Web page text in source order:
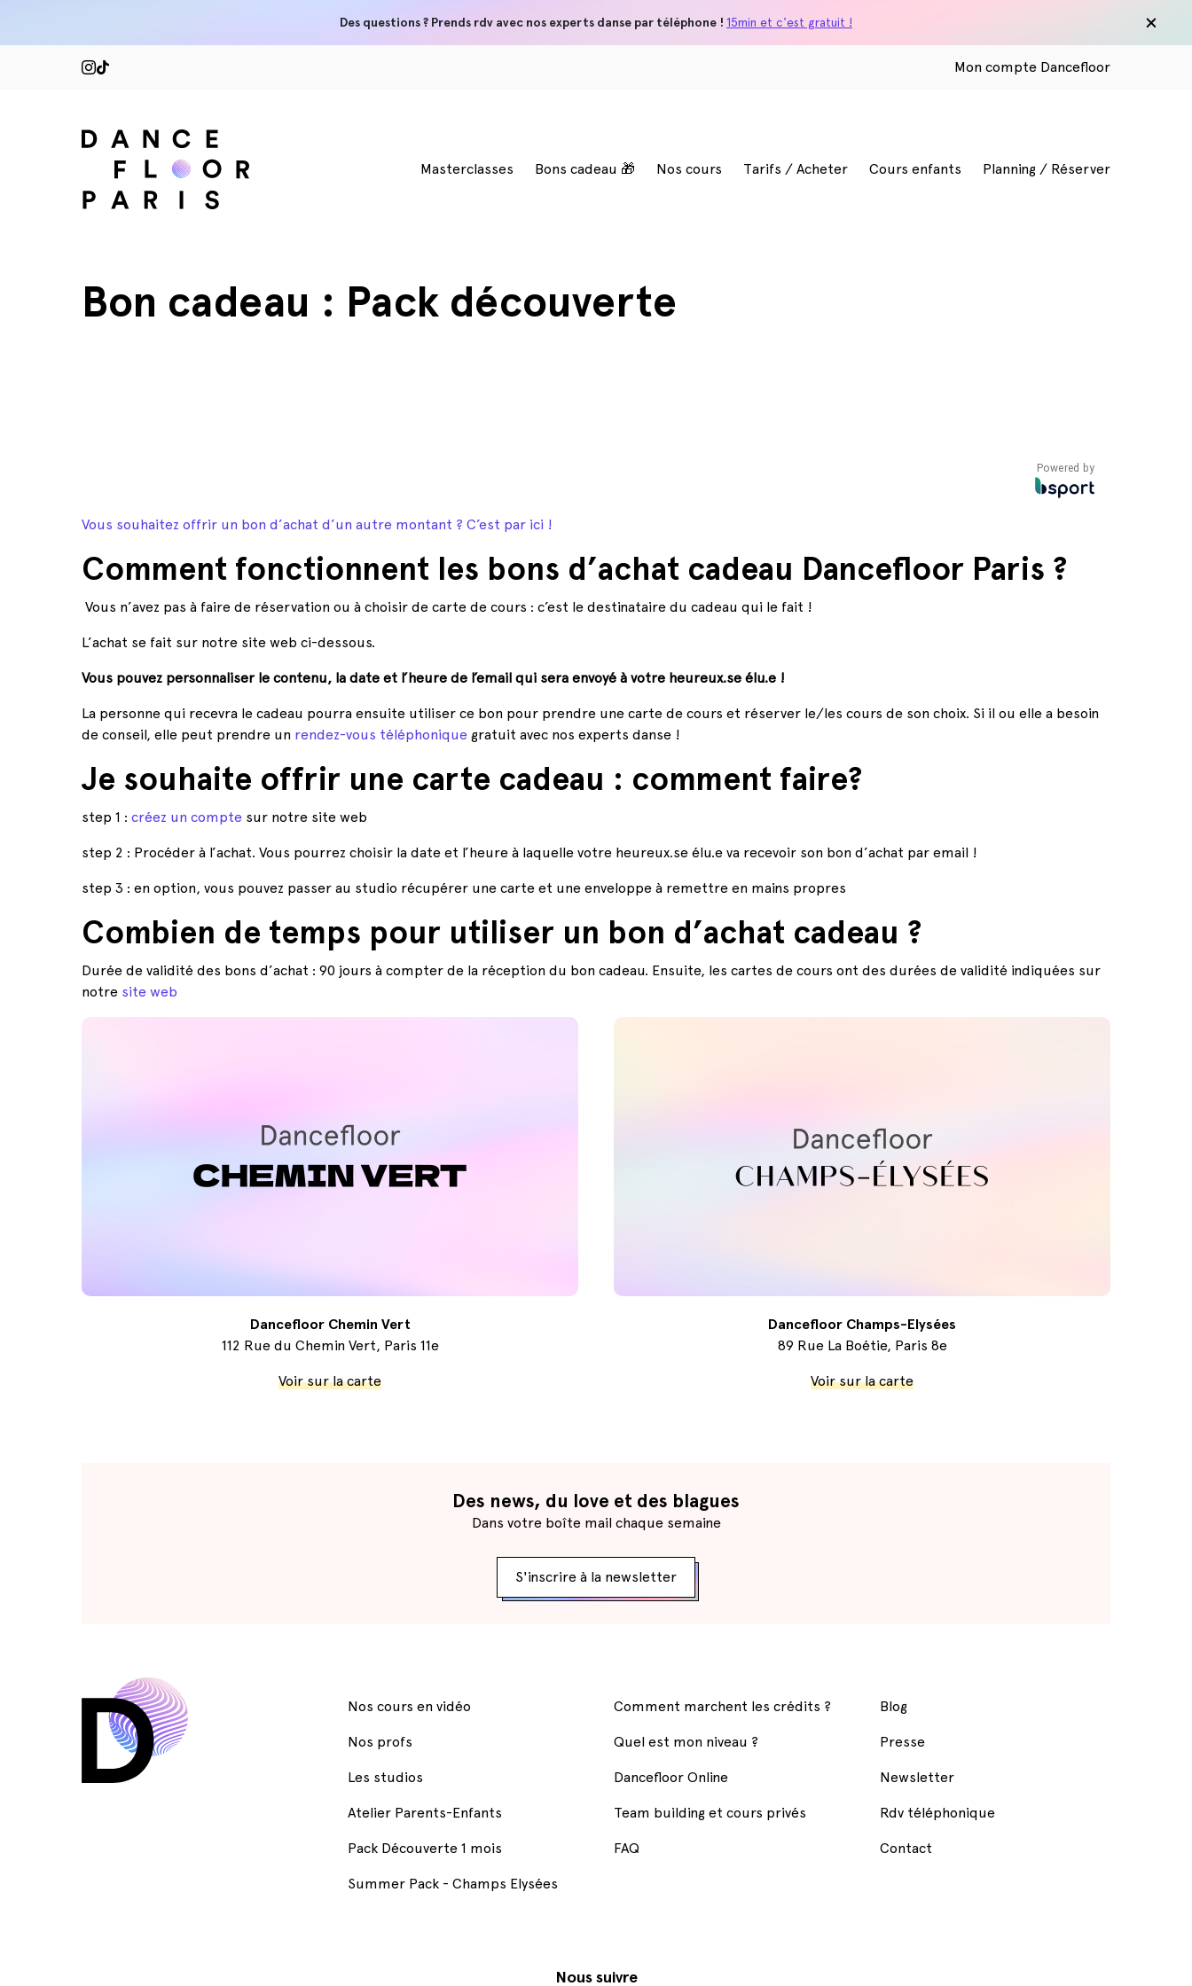
Des questions ? Prends rdv avec nos experts danse par téléphone ! 15min et c'est gratuit !
Mon compte Dancefloor
Masterclasses Bons cadeau 🎁 Nos cours Tarifs / Acheter Cours enfants Planning / Réserver
Bon cadeau : Pack découverte
Powered by
Vous souhaitez offrir un bon d’achat d’un autre montant ? C’est par ici !
Comment fonctionnent les bons d’achat cadeau Dancefloor Paris ?
Vous n’avez pas à faire de réservation ou à choisir de carte de cours : c’est le destinataire du cadeau qui le fait !
L’achat se fait sur notre site web ci-dessous.
Vous pouvez personnaliser le contenu, la date et l’heure de l’email qui sera envoyé à votre heureux.se élu.e !
La personne qui recevra le cadeau pourra ensuite utiliser ce bon pour prendre une carte de cours et réserver le/les cours de son choix. Si il ou elle a besoin
de conseil, elle peut prendre un rendez-vous téléphonique gratuit avec nos experts danse !
Je souhaite offrir une carte cadeau : comment faire?
step 1 : créez un compte sur notre site web
step 2 : Procéder à l’achat. Vous pourrez choisir la date et l’heure à laquelle votre heureux.se élu.e va recevoir son bon d’achat par email !
step 3 : en option, vous pouvez passer au studio récupérer une carte et une enveloppe à remettre en mains propres
Combien de temps pour utiliser un bon d’achat cadeau ?
Durée de validité des bons d’achat : 90 jours à compter de la réception du bon cadeau. Ensuite, les cartes de cours ont des durées de validité indiquées sur
notre site web
Dancefloor Chemin Vert
112 Rue du Chemin Vert, Paris 11e
Voir sur la carte
Dancefloor Champs-Elysées
89 Rue La Boétie, Paris 8e
Voir sur la carte
Des news, du love et des blagues
Dans votre boîte mail chaque semaine
S'inscrire à la newsletter
Nos cours en vidéo
Nos profs
Les studios
Atelier Parents-Enfants
Pack Découverte 1 mois
Summer Pack - Champs Elysées
Comment marchent les crédits ?
Quel est mon niveau ?
Dancefloor Online
Team building et cours privés
FAQ
Blog
Presse
Newsletter
Rdv téléphonique
Contact
Nous suivre